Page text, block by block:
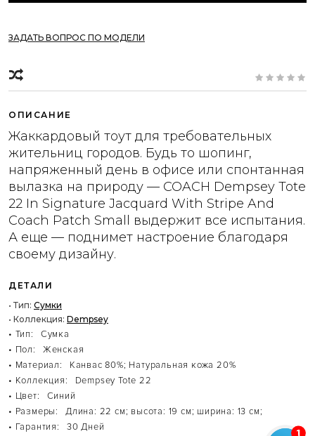
ЗАДАТЬ ВОПРОС ПО МОДЕЛИ
ОПИСАНИЕ
Жаккардовый тоут для требовательных
жительниц городов. Будь то шопинг,
напряженный день в офисе или спонтанная
вылазка на природу — COACH Dempsey Tote
22 In Signature Jacquard With Stripe And
Coach Patch Small выдержит все испытания.
А еще — поднимет настроение благодаря
своему дизайну.
ДЕТАЛИ
• Тип: Сумки
• Коллекция: Dempsey
• Тип:
Сумка
• Пол:
Женская
• Материал:
Канвас 80%; Натуральная кожа 20%
• Коллекция:
Dempsey Tote 22
• Цвет:
Синий
• Размеры:
Длина: 22 см; высота: 19 см; ширина: 13 см;
• Гарантия:
30 Дней